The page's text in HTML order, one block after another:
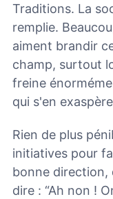
Traditions. La
remplie.
aiment brandir
champ, surtout
freine
qui s'en
Rien de plus
initiatives pour
bonne direction,
dire : “Ah non !